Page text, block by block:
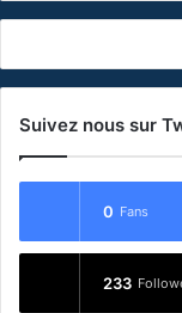
Suivez nous sur
0 Fans
233